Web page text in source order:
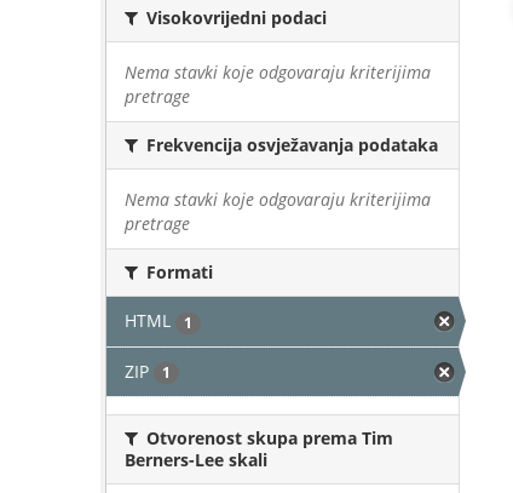
Visokovrijedni podaci
Nema stavki koje odgovaraju kriterijima
pretrage
Frekvencija osvježavanja podataka
Nema stavki koje odgovaraju kriterijima
pretrage
Formati
HTML 1
ZIP 1
Otvorenost skupa prema Tim
Berners-Lee skali